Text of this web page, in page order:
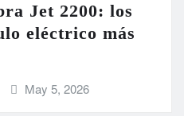
Jet 2200: los
eléctrico más
May 5, 2026